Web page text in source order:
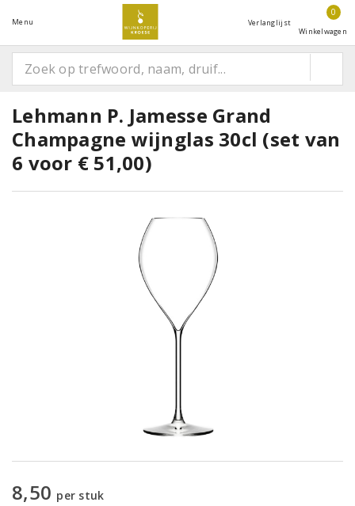
Menu Verlanglijst
0
Winkelwagen
Lehmann P. Jamesse Grand
Champagne wijnglas 30cl (set van
6 voor € 51,00)
8,50 per stuk